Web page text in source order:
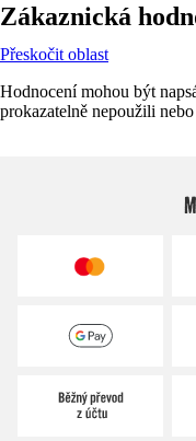
Zákaznická
Přeskočit oblast
Hodnocení mohou být
prokazatelně nepoužili